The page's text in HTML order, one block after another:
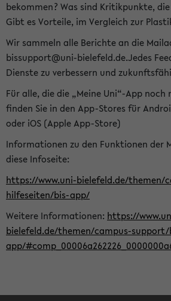
bekommen? Was sind Kritikpunkte,
Gibt es Vorteile, im Vergleich zur
Wir sammeln alle Berichte an die
bissupport@uni-bielefeld.de.Jedes
Dienste zu verbessern und
Für alle, die die „Meine Uni“-App noch
finden Sie in den App-Stores für
oder iOS (Apple App-Store)
Informationen zu den Funktionen der
diese Infoseite:
https://www.uni-bielefeld.de/themen/
hilfeseiten/bis-app/
Weitere Informationen: https://
bielefeld.de/themen/campus-
app/